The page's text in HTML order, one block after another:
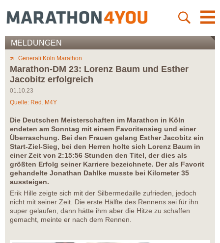
MELDUNGEN
Generali Köln Marathon
Marathon-DM 23: Lorenz Baum und Esther
Jacobitz erfolgreich
01.10.23
Quelle: Red. M4Y
Die Deutschen Meisterschaften im Marathon in Köln
endeten am Sonntag mit einem Favoritensieg und einer
Überraschung. Bei den Frauen gelang Esther Jacobitz ein
Start-Ziel-Sieg, bei den Herren holte sich Lorenz Baum in
einer Zeit von 2:15:56 Stunden den Titel, der dies als
größten Erfolg seiner Karriere bezeichnete. Der als Favorit
gehandelte Jonathan Dahlke musste bei Kilometer 35
aussteigen.
Erik Hille zeigte sich mit der Silbermedaille zufrieden, jedoch
nicht mit seiner Zeit. Die erste Hälfte des Rennens sei für ihn
super gelaufen, dann hätte ihm aber die Hitze zu schaffen
gemacht, meinte er nach dem Rennen.